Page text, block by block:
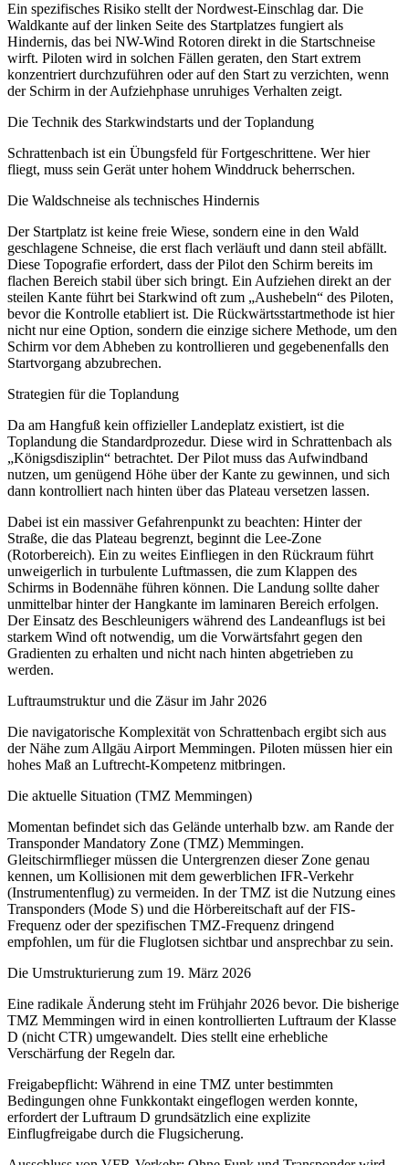
Ein spezifisches Risiko stellt der Nordwest-Einschlag dar. Die
Waldkante auf der linken Seite des Startplatzes fungiert als
Hindernis, das bei NW-Wind Rotoren direkt in die Startschneise
wirft. Piloten wird in solchen Fällen geraten, den Start extrem
konzentriert durchzuführen oder auf den Start zu verzichten, wenn
der Schirm in der Aufziehphase unruhiges Verhalten zeigt.
Die Technik des Starkwindstarts und der Toplandung
Schrattenbach ist ein Übungsfeld für Fortgeschrittene. Wer hier
fliegt, muss sein Gerät unter hohem Winddruck beherrschen.
Die Waldschneise als technisches Hindernis
Der Startplatz ist keine freie Wiese, sondern eine in den Wald
geschlagene Schneise, die erst flach verläuft und dann steil abfällt.
Diese Topografie erfordert, dass der Pilot den Schirm bereits im
flachen Bereich stabil über sich bringt. Ein Aufziehen direkt an der
steilen Kante führt bei Starkwind oft zum „Aushebeln“ des Piloten,
bevor die Kontrolle etabliert ist. Die Rückwärtsstartmethode ist hier
nicht nur eine Option, sondern die einzige sichere Methode, um den
Schirm vor dem Abheben zu kontrollieren und gegebenenfalls den
Startvorgang abzubrechen.
Strategien für die Toplandung
Da am Hangfuß kein offizieller Landeplatz existiert, ist die
Toplandung die Standardprozedur. Diese wird in Schrattenbach als
„Königsdisziplin“ betrachtet. Der Pilot muss das Aufwindband
nutzen, um genügend Höhe über der Kante zu gewinnen, und sich
dann kontrolliert nach hinten über das Plateau versetzen lassen.
Dabei ist ein massiver Gefahrenpunkt zu beachten: Hinter der
Straße, die das Plateau begrenzt, beginnt die Lee-Zone
(Rotorbereich). Ein zu weites Einfliegen in den Rückraum führt
unweigerlich in turbulente Luftmassen, die zum Klappen des
Schirms in Bodennähe führen können. Die Landung sollte daher
unmittelbar hinter der Hangkante im laminaren Bereich erfolgen.
Der Einsatz des Beschleunigers während des Landeanflugs ist bei
starkem Wind oft notwendig, um die Vorwärtsfahrt gegen den
Gradienten zu erhalten und nicht nach hinten abgetrieben zu
werden.
Luftraumstruktur und die Zäsur im Jahr 2026
Die navigatorische Komplexität von Schrattenbach ergibt sich aus
der Nähe zum Allgäu Airport Memmingen. Piloten müssen hier ein
hohes Maß an Luftrecht-Kompetenz mitbringen.
Die aktuelle Situation (TMZ Memmingen)
Momentan befindet sich das Gelände unterhalb bzw. am Rande der
Transponder Mandatory Zone (TMZ) Memmingen.
Gleitschirmflieger müssen die Untergrenzen dieser Zone genau
kennen, um Kollisionen mit dem gewerblichen IFR-Verkehr
(Instrumentenflug) zu vermeiden. In der TMZ ist die Nutzung eines
Transponders (Mode S) und die Hörbereitschaft auf der FIS-
Frequenz oder der spezifischen TMZ-Frequenz dringend
empfohlen, um für die Fluglotsen sichtbar und ansprechbar zu sein.
Die Umstrukturierung zum 19. März 2026
Eine radikale Änderung steht im Frühjahr 2026 bevor. Die bisherige
TMZ Memmingen wird in einen kontrollierten Luftraum der Klasse
D (nicht CTR) umgewandelt. Dies stellt eine erhebliche
Verschärfung der Regeln dar.
Freigabepflicht: Während in eine TMZ unter bestimmten
Bedingungen ohne Funkkontakt eingeflogen werden konnte,
erfordert der Luftraum D grundsätzlich eine explizite
Einflugfreigabe durch die Flugsicherung.